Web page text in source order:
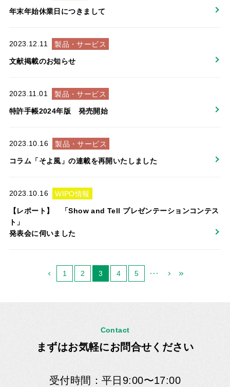
年末年始休業日につきまして
2023.12.11 製品・サービス
文献掲載のお知らせ
2023.11.01 製品・サービス
特許手帳2024年版 発売開始
2023.10.16 製品・サービス
コラム「そよ風」の連載を再開いたしました
2023.10.16 WIPO情報
【レポート】 「Show and Tell プレゼンテーションコンテス
ト」
発表会に伺いました
1 2 3 4 5
Contact
まずはお気軽にお問合せください
受付時間：平日9:00〜17:00